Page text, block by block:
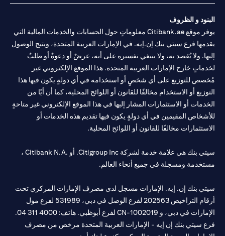
و الظروف
يوفر موقع Citibank.ae معلوماتٍ حول الحسابات والخدمات المالية التي
فرع سيتي بنك إن.إيه. في الإمارات العربية المتحدة، ويتيح الوصول
ولا يُقصد به، ولا ينبغي تفسيره على أنه، عرضٌ أو دعوةٌ أو طلبٌ
خارج الإمارات العربية المتحدة. هذا الموقع الإلكتروني غير
للتوزيع على أي شخصٍ أو استخدامه في أي دولةٍ يكون فيها هذا
أو الاستخدام مخالفًا للقانون أو اللوائح المحلية، كما أن أيًا من
أو الاستثمارات المشار إليها في هذا الموقع الإلكتروني غير متاحةٍ
المقيمين في أي دولةٍ يكون فيها تقديم هذه الخدمات أو
مخالفًا للقانون أو اللوائح المحلية.
سيتي بنك هي علامة خدمة لشركة Citigroup Inc. أو .Citibank N.A ،
ومسجلة في جميع أنحاء العالم.
بنك إن. إيه. الإمارات مسجل لدى مصرف الإمارات المركزي تحت
أرقام التراخيص 202563 لفرع الوصل في دبي، 531989 لفرع مول
في دبي، وCN-1002019لفرع أبوظبي. هاتف: 4000 311 04.
سيتي بنك إن إيه - الإمارات العربية المتحدة مرخص من مصرف